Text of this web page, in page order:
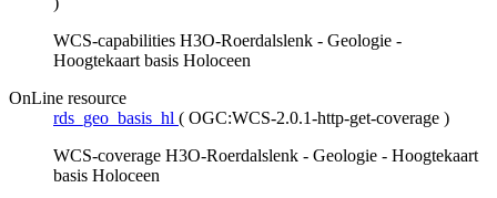
WCS-capabilities H3O-Roerdalslenk - Geologie -
Hoogtekaart basis Holoceen
OnLine resource
rds_geo_basis_hl ( OGC:WCS-2.0.1-http-get-coverage )
WCS-coverage H3O-Roerdalslenk - Geologie - Hoogtekaart
basis Holoceen